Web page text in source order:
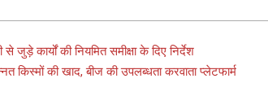
जुड़े कार्यों की नियमित समीक्षा के दिए निर्देश
किस्मों की खाद, बीज की उपलब्धता करवाता प्लेटफार्म